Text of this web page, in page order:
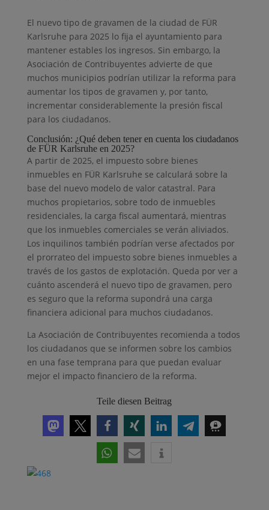
El nuevo tipo de gravamen de la ciudad de FÜR
Karlsruhe para 2025 lo fija el ayuntamiento para
mantener estables los ingresos. Sin embargo, la
Asociación de Contribuyentes advierte de que
muchos municipios podrían utilizar la reforma para
aumentar los tipos de gravamen y, por tanto,
incrementar considerablemente la presión fiscal
para los ciudadanos.
Conclusión: ¿Qué deben tener en cuenta los ciudadanos
de FÜR Karlsruhe en 2025?
A partir de 2025, el impuesto sobre bienes
inmuebles en FÜR Karlsruhe se calculará sobre la
base del nuevo modelo de valor catastral. Para
muchos propietarios, sobre todo de inmuebles
residenciales, la carga fiscal aumentará, mientras
que los inmuebles comerciales se verán aliviados.
Los inquilinos también podrían verse afectados por
el prorrateo del impuesto sobre bienes inmuebles a
través de los gastos de explotación. Queda por ver a
cuánto ascenderá el nuevo tipo de gravamen, pero
es seguro que la reforma supondrá una carga
financiera adicional para muchos ciudadanos.
La Asociación de Contribuyentes recomienda a todos
los ciudadanos que se informen sobre los cambios
en una fase temprana para que puedan evaluar
mejor el impacto financiero de la reforma.
Teile diesen Beitrag